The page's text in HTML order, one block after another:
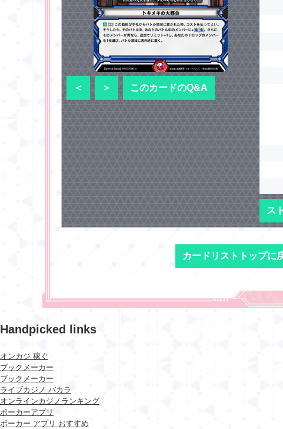
ス
＜ ＞ このカードのQ&A
カードリストトップに
Handpicked links
オンカジ 稼ぐ
ブックメーカー
ブックメーカー
ライブカジノ バカラ
オンラインカジノランキング
ポーカーアプリ
ポーカー アプリ おすすめ